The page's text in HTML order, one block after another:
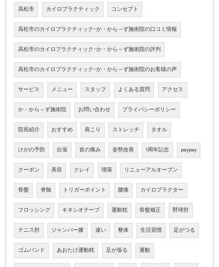
高松市 カイロプラクティック コンセプト
高松市のカイロプラクティック･か・から～ず施術院の口コミ情報
高松市のカイロプラクティック･か・から～ず施術院の評判
高松市のカイロプラクティック･か・から～ず施術院のお客様の声
サービス メニュー スタッフ よくある質問 アクセス
か・から～ず施術院 お問い合わせ プライバシーポリシー
院長紹介 おすすめ 肩こり ストレッチ タオル
けがの予防 出張 首の痛み 姿勢改善 1周年記念 paypay
クーポン 美容 クレイ 喫茶 リニューアルオープン
骨盤 脊髄 トリガーポイント 腰痛 カイロプラクター
フロッシング キネシオテープ 運動枕 骨盤矯正 野球肘
テニス肘 ジャンパー膝 違い 整体 生活習慣 足がつる
ゴムバンド あおたけ運動枕 足が張る 運動